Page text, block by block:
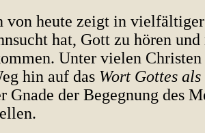
von heute zeigt in vielfältiger
hat, Gott zu hören
Unter vielen
hin auf das Wort Gottes
Gnade der Begegnung des